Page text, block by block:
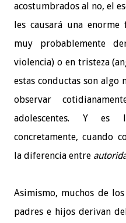
acostumbrados al no, el
les causará una
muy probablemente
violencia) o en tristeza
estas conductas son algo
observar
adolescentes. Y es
concretamente, cuando
la diferencia entre
Asimismo, muchos de
padres e hijos derivan